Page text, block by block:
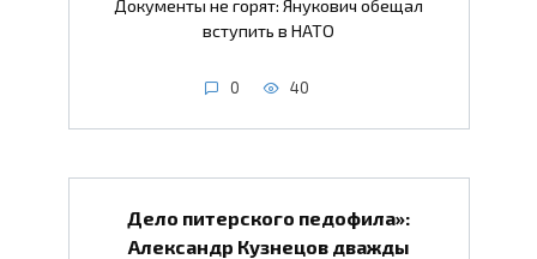
Документы не горят: Янукович обещал
вступить в НАТО
0 40
Дело питерского педофила»:
Александр Кузнецов дважды